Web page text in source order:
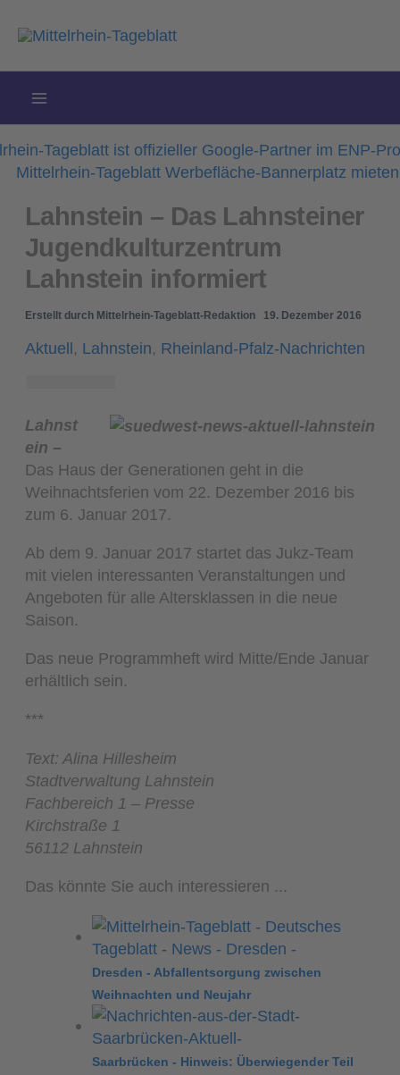
Inhalt
Lahnstein – Das Lahnsteiner
Jugendkulturzentrum
Lahnstein informiert
Erstellt durch Mittelrhein-Tageblatt-Redaktion 19. Dezember 2016
Aktuell, Lahnstein, Rheinland-Pfalz-Nachrichten
Lahnst
ein –
Das Haus der Generationen geht in die
Weihnachtsferien vom 22. Dezember 2016 bis
zum 6. Januar 2017.
Ab dem 9. Januar 2017 startet das Jukz-Team
mit vielen interessanten Veranstaltungen und
Angeboten für alle Altersklassen in die neue
Saison.
Das neue Programmheft wird Mitte/Ende Januar
erhältlich sein.
***
Text: Alina Hillesheim
Stadtverwaltung Lahnstein
Fachbereich 1 – Presse
Kirchstraße 1
56112 Lahnstein
Das könnte Sie auch interessieren ...
Dresden - Abfallentsorgung zwischen
Weihnachten und Neujahr
Saarbrücken - Hinweis: Überwiegender Teil